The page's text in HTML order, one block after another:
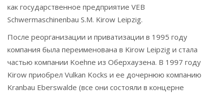
как государственное предприятие VEB
Schwermaschinenbau S.M. Kirow Leipzig.
После реорганизации и приватизации в 1995 году
компания была переименована в Kirow Leipzig и стала
частью компании Koehne из Оберхаузена. В 1997 году
Kirow приобрел Vulkan Kocks и ее дочернюю компанию
Kranbau Eberswalde (все они состояли в концерне